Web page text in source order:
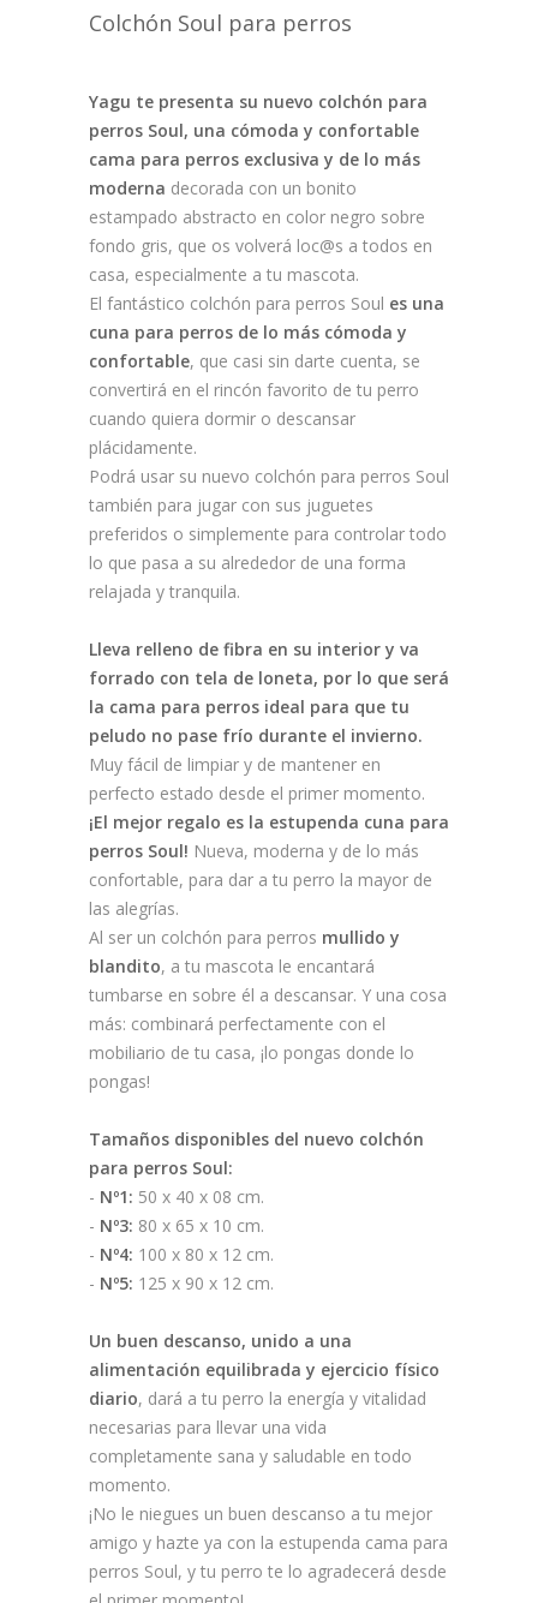
Colchón Soul para perros
Yagu te presenta su nuevo colchón para
perros Soul, una cómoda y confortable
cama para perros exclusiva y de lo más
moderna decorada con un bonito
estampado abstracto en color negro sobre
fondo gris, que os volverá loc@s a todos en
casa, especialmente a tu mascota.
El fantástico colchón para perros Soul es una
cuna para perros de lo más cómoda y
confortable, que casi sin darte cuenta, se
convertirá en el rincón favorito de tu perro
cuando quiera dormir o descansar
plácidamente.
Podrá usar su nuevo colchón para perros Soul
también para jugar con sus juguetes
preferidos o simplemente para controlar todo
lo que pasa a su alrededor de una forma
relajada y tranquila.
Lleva relleno de fibra en su interior y va
forrado con tela de loneta, por lo que será
la cama para perros ideal para que tu
peludo no pase frío durante el invierno.
Muy fácil de limpiar y de mantener en
perfecto estado desde el primer momento.
¡El mejor regalo es la estupenda cuna para
perros Soul! Nueva, moderna y de lo más
confortable, para dar a tu perro la mayor de
las alegrías.
Al ser un colchón para perros mullido y
blandito, a tu mascota le encantará
tumbarse en sobre él a descansar. Y una cosa
más: combinará perfectamente con el
mobiliario de tu casa, ¡lo pongas donde lo
pongas!
Tamaños disponibles del nuevo colchón
para perros Soul:
- Nº1: 50 x 40 x 08 cm.
- Nº3: 80 x 65 x 10 cm.
- Nº4: 100 x 80 x 12 cm.
- Nº5: 125 x 90 x 12 cm.
Un buen descanso, unido a una
alimentación equilibrada y ejercicio físico
diario, dará a tu perro la energía y vitalidad
necesarias para llevar una vida
completamente sana y saludable en todo
momento.
¡No le niegues un buen descanso a tu mejor
amigo y hazte ya con la estupenda cama para
perros Soul, y tu perro te lo agradecerá desde